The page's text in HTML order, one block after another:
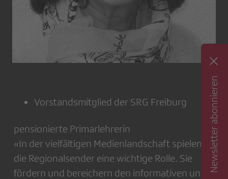
Vorstandsmitglied der SRG Freiburg
pensionierte Primarlehrerin
«In der vielfältigen Medienlandschaft spielen
die Regionalsender eine wichtige Rolle. Sie
fördern und bereichern den informativen und
Newsletter abonnieren